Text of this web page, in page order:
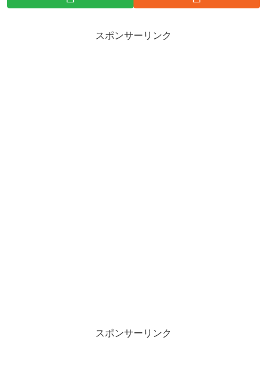
スポンサーリンク
スポンサーリンク